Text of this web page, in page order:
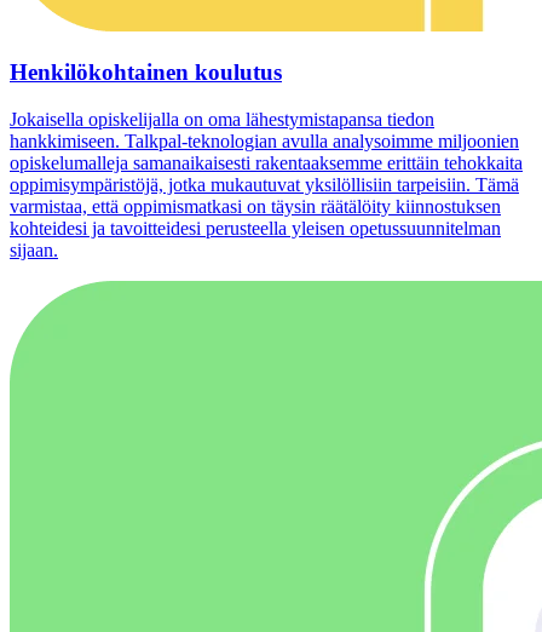
Henkilökohtainen koulutus
Jokaisella opiskelijalla on oma lähestymistapansa tiedon
hankkimiseen. Talkpal-teknologian avulla analysoimme miljoonien
opiskelumalleja samanaikaisesti rakentaaksemme erittäin tehokkaita
oppimisympäristöjä, jotka mukautuvat yksilöllisiin tarpeisiin. Tämä
varmistaa, että oppimismatkasi on täysin räätälöity kiinnostuksen
kohteidesi ja tavoitteidesi perusteella yleisen opetussuunnitelman
sijaan.